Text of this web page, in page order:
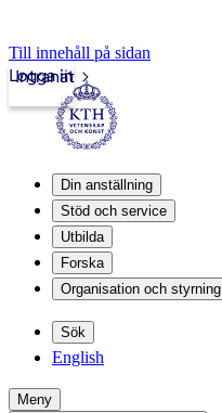
Till innehåll på sidan
Intranät
Logga in
Din anställning
Stöd och service
Utbilda
Forska
Organisation och styrning
Sök
English
Meny